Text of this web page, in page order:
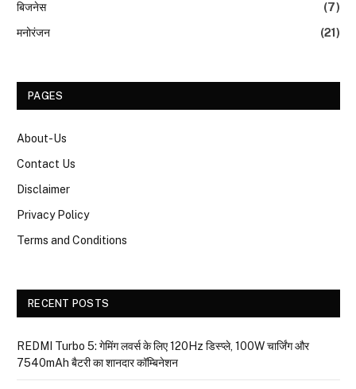
बिजनेस
(7)
मनोरंजन
(21)
PAGES
About-Us
Contact Us
Disclaimer
Privacy Policy
Terms and Conditions
RECENT POSTS
REDMI Turbo 5: गेमिंग लवर्स के लिए 120Hz डिस्प्ले, 100W चार्जिंग और
7540mAh बैटरी का शानदार कॉम्बिनेशन